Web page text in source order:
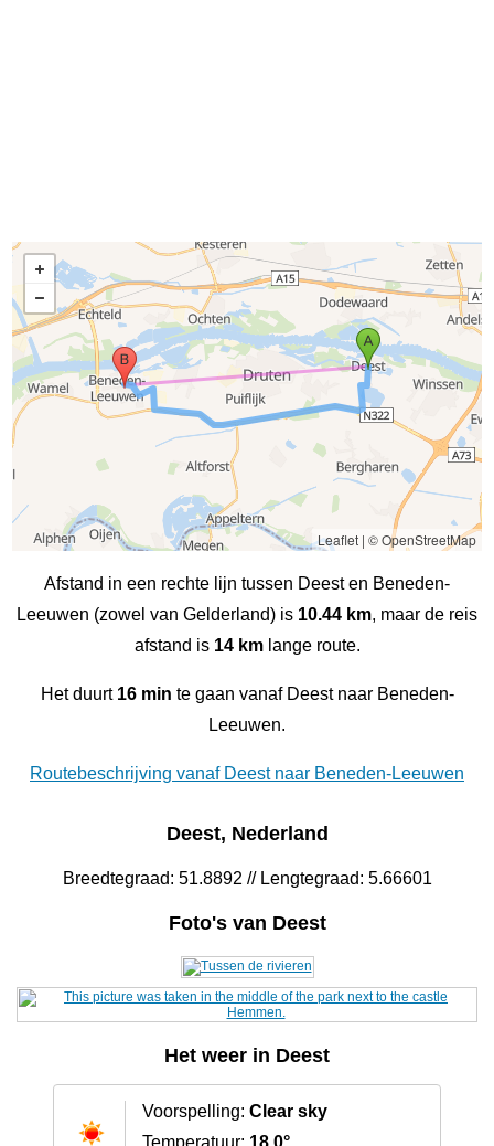
Leaflet| © OpenStreetMap
Afstand in een rechte lijn tussen Deest en Beneden-
Leeuwen (zowel van Gelderland) is 10.44 km, maar de reis
afstand is 14 kmlange route.
Het duurt 16 min te gaan vanaf Deest naar Beneden-
Leeuwen.
Routebeschrijving vanaf Deest naar Beneden-Leeuwen
Deest, Nederland
Breedtegraad: 51.8892 // Lengtegraad: 5.66601
Foto's van Deest
Het weer in Deest
Voorspelling: Clear sky